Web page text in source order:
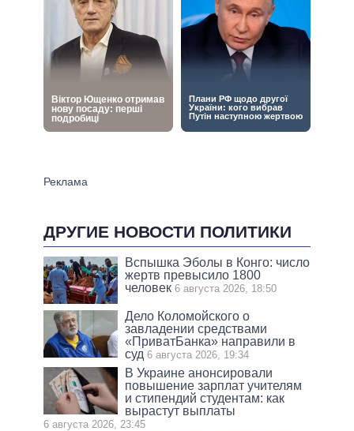
ДРУГИЕ НОВОСТИ ПОЛИТИКИ
Вспышка Эболы в Конго: число
жертв превысило 1800
человек 6 августа 2026, 18:50
Дело Коломойского о
завладении средствами
«ПриватБанка» направили в
суд 6 августа 2026, 19:34
В Украине анонсировали
повышение зарплат учителям
и стипендий студентам: как
вырастут выплаты
6 августа 2026, 23:45